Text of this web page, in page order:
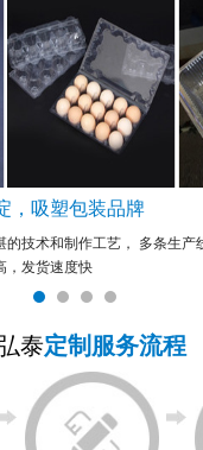
，吸塑包装品牌
的技术和制作工艺， 多条生产
，发货速度快
泰定制服务流程